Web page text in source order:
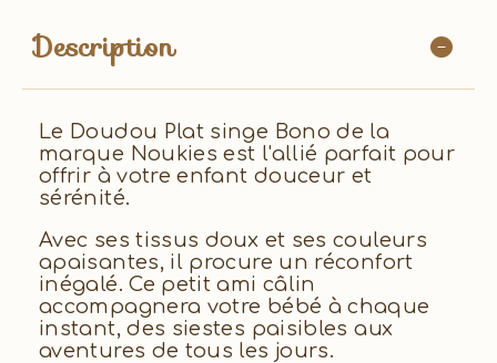
Description
Le Doudou Plat singe Bono de la
marque Noukies est l'allié parfait pour
offrir à votre enfant douceur et
sérénité.
Avec ses tissus doux et ses couleurs
apaisantes, il procure un réconfort
inégalé. Ce petit ami câlin
accompagnera votre bébé à chaque
instant, des siestes paisibles aux
aventures de tous les jours.